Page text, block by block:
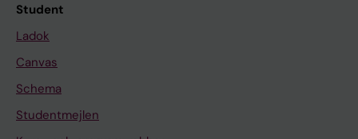
Student
Ladok
Canvas
Schema
Studentmejlen